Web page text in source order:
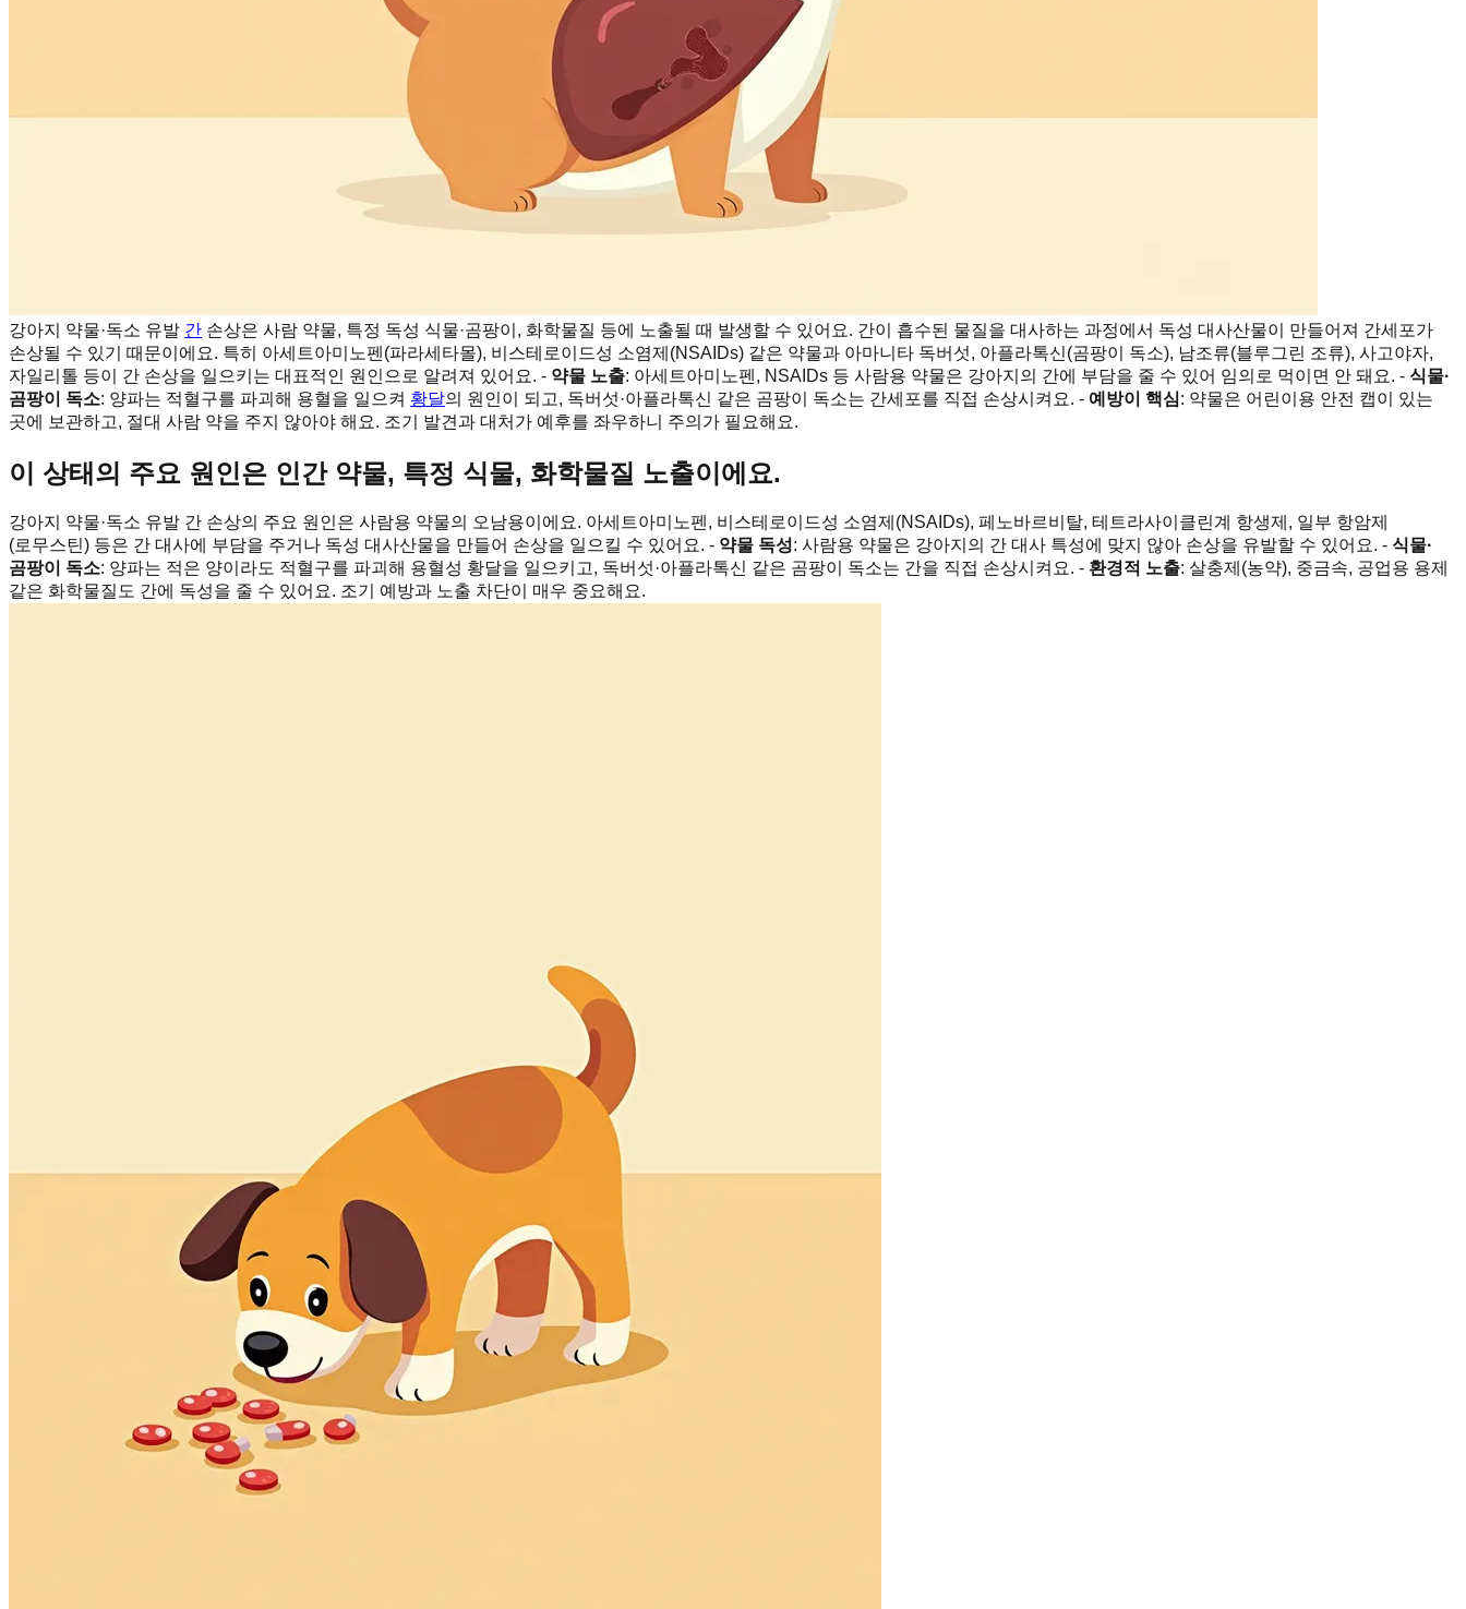
강아지 약물·독소 유발 간 손상은 사람 약물, 특정 독성 식물·곰팡이, 화학물질 등에 노출될 때 발생할 수 있어요. 간이 흡수된 물질을 대사하는 과정에서 독성 대사산물이 만들어져 간세포가
손상될 수 있기 때문이에요. 특히 아세트아미노펜(파라세타몰), 비스테로이드성 소염제(NSAIDs) 같은 약물과 아마니타 독버섯, 아플라톡신(곰팡이 독소), 남조류(블루그린 조류), 사고야자,
자일리톨 등이 간 손상을 일으키는 대표적인 원인으로 알려져 있어요. - 약물 노출: 아세트아미노펜, NSAIDs 등 사람용 약물은 강아지의 간에 부담을 줄 수 있어 임의로 먹이면 안 돼요. - 식물·
곰팡이 독소: 양파는 적혈구를 파괴해 용혈을 일으켜 황달의 원인이 되고, 독버섯·아플라톡신 같은 곰팡이 독소는 간세포를 직접 손상시켜요. - 예방이 핵심: 약물은 어린이용 안전 캡이 있는
곳에 보관하고, 절대 사람 약을 주지 않아야 해요. 조기 발견과 대처가 예후를 좌우하니 주의가 필요해요.
이 상태의 주요 원인은 인간 약물, 특정 식물, 화학물질 노출이에요.
강아지 약물·독소 유발 간 손상의 주요 원인은 사람용 약물의 오남용이에요. 아세트아미노펜, 비스테로이드성 소염제(NSAIDs), 페노바르비탈, 테트라사이클린계 항생제, 일부 항암제
(로무스틴) 등은 간 대사에 부담을 주거나 독성 대사산물을 만들어 손상을 일으킬 수 있어요. - 약물 독성: 사람용 약물은 강아지의 간 대사 특성에 맞지 않아 손상을 유발할 수 있어요. - 식물·
곰팡이 독소: 양파는 적은 양이라도 적혈구를 파괴해 용혈성 황달을 일으키고, 독버섯·아플라톡신 같은 곰팡이 독소는 간을 직접 손상시켜요. - 환경적 노출: 살충제(농약), 중금속, 공업용 용제
같은 화학물질도 간에 독성을 줄 수 있어요. 조기 예방과 노출 차단이 매우 중요해요.